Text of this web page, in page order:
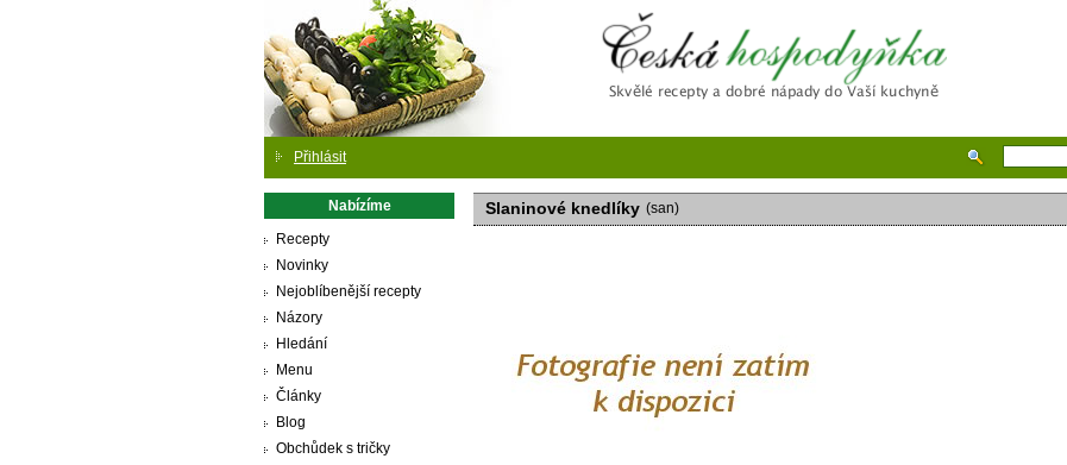
Česká hospodyňka
Přihlásit
Nabízíme
Recepty
Novinky
Nejoblíbenější recepty
Názory
Hledání
Menu
Články
Blog
Obchůdek s tričky
Slaninové knedlíky (san)